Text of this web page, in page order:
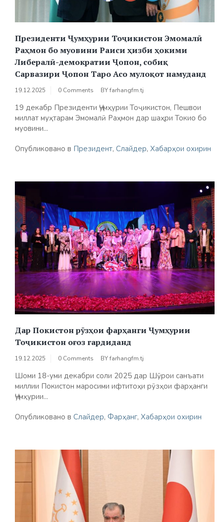
Президенти Ҷумҳурии Тоҷикистон Эмомалӣ
Раҳмон бо муовини Раиси ҳизби ҳокими
Либералӣ-демократии Ҷопон, собиқ
Сарвазири Ҷопон Таро Асо мулоқот намуданд
19.12.2025 0 Comments BYfarhangfm.tj
19 декабр Президенти Ҷумҳурии Тоҷикистон, Пешвои
миллат муҳтарам Эмомалӣ Раҳмон дар шаҳри Токио бо
муовини...
Опубликовано в Президент, Слайдер, Хабарҳои охирин
Дар Покистон рӯзҳои фарҳанги Ҷумҳурии
Тоҷикистон оғоз гардиданд
19.12.2025 0 Comments BYfarhangfm.tj
Шоми 18-уми декабри соли 2025 дар Шӯрои санъати
миллии Покистон маросими ифтитоҳи рӯзҳои фарҳанги
Ҷумҳурии...
Опубликовано в Слайдер, Фарҳанг, Хабарҳои охирин